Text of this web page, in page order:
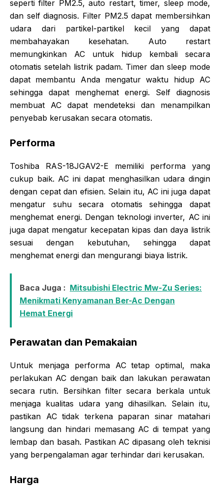
seperti filter PM2.5, auto restart, timer, sleep mode,
dan self diagnosis. Filter PM2.5 dapat membersihkan
udara dari partikel-partikel kecil yang dapat
membahayakan kesehatan. Auto restart
memungkinkan AC untuk hidup kembali secara
otomatis setelah listrik padam. Timer dan sleep mode
dapat membantu Anda mengatur waktu hidup AC
sehingga dapat menghemat energi. Self diagnosis
membuat AC dapat mendeteksi dan menampilkan
penyebab kerusakan secara otomatis.
Performa
Toshiba RAS-18JGAV2-E memiliki performa yang
cukup baik. AC ini dapat menghasilkan udara dingin
dengan cepat dan efisien. Selain itu, AC ini juga dapat
mengatur suhu secara otomatis sehingga dapat
menghemat energi. Dengan teknologi inverter, AC ini
juga dapat mengatur kecepatan kipas dan daya listrik
sesuai dengan kebutuhan, sehingga dapat
menghemat energi dan mengurangi biaya listrik.
Baca Juga : Mitsubishi Electric Mw-Zu Series:
Menikmati Kenyamanan Ber-Ac Dengan
Hemat Energi
Perawatan dan Pemakaian
Untuk menjaga performa AC tetap optimal, maka
perlakukan AC dengan baik dan lakukan perawatan
secara rutin. Bersihkan filter secara berkala untuk
menjaga kualitas udara yang dihasilkan. Selain itu,
pastikan AC tidak terkena paparan sinar matahari
langsung dan hindari memasang AC di tempat yang
lembap dan basah. Pastikan AC dipasang oleh teknisi
yang berpengalaman agar terhindar dari kerusakan.
Harga